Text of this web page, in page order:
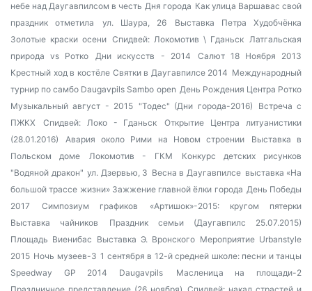
небе над Даугавпилсом в честь Дня города Как улица Варшавас свой
праздник отметила
ул. Шаура, 26
Выставка Петра Худобчёнка
Золотые краски осени Спидвей: Локомотив \ Гданьск Латгальская
природа vs Ротко
Дни искусств - 2014
Салют 18 Ноября 2013
Крестный ход в костёле Святки в Даугавпилсе 2014 Международный
турнир по самбо Daugavpils Sambo open День Рождения Центра Ротко
Музыкальный август - 2015
"Тодес" (Дни города-2016)
Встреча с
ПЖКХ
Спидвей: Локо - Гданьск
Открытие Центра литуанистики
(28.01.2016)
Авария около Рими на Новом строении
Выставка в
Польском доме
Локомотив - ГКМ
Конкурс детских рисунков
"Водяной дракон" ул. Дзервью, 3 Весна в Даугавпилсе выставка «На
большой трассе жизни» Зажжение главной ёлки города День Победы
2017
Симпозиум графиков
«Артишок»-2015: кругом пятерки
Выставка чайников
Праздник семьи (Даугавпилс 25.07.2015)
Площадь Виенибас Выставка Э. Вронского Мероприятие Urbanstyle
2015 Ночь музеев-3 1 сентября в 12-й средней школе: песни и танцы
Speedway GP 2014 Daugavpils
Масленица на площади-2